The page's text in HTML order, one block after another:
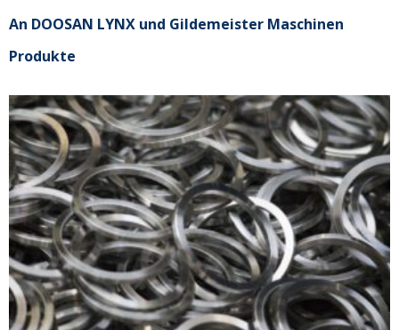
An DOOSAN LYNX und Gildemeister Maschinen
Produkte